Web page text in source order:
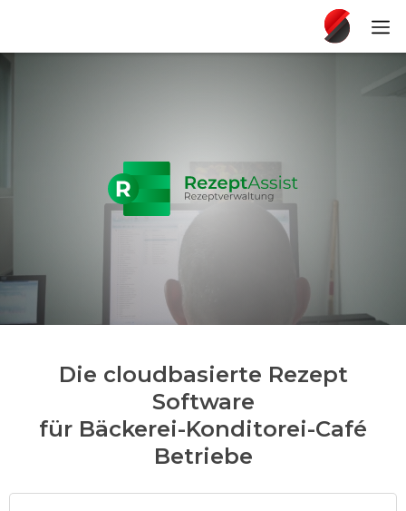
Die cloudbasierte Rezept
Software
für Bäckerei-Konditorei-Café
Betriebe